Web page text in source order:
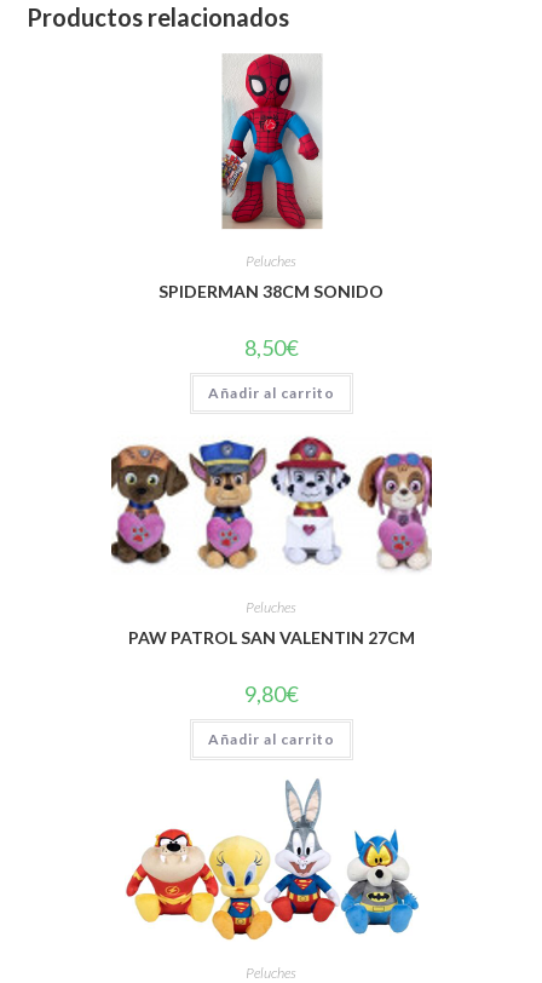
Productos relacionados
Peluches
SPIDERMAN 38CM SONIDO
8,50€
Añadir al carrito
Peluches
PAW PATROL SAN VALENTIN 27CM
9,80€
Añadir al carrito
Peluches